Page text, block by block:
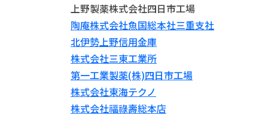
上野製薬株式会社四日市工場
陶庵株式会社魚国総本社三重支社
北伊勢上野信用金庫
株式会社三東工業所
第一工業製薬(株)四日市工場
株式会社東海テクノ
株式会社福祿壽総本店